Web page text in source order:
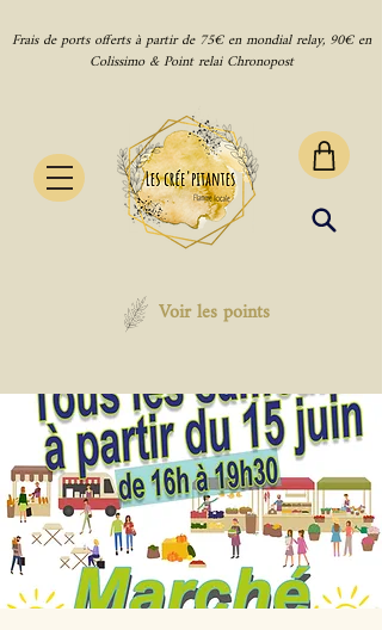
Frais de ports offerts à partir de 75€ en mondial relay, 90€ en
Colissimo & Point relai Chronopost
Voir les points